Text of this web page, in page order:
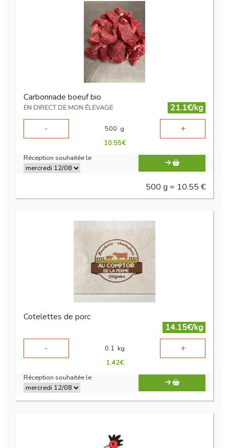
Carbonnade boeuf bio
EN DIRECT DE MON ÉLEVAGE
21.1€/kg
-
500 g +
10.55€
Réception souhaitée le
500 g = 10.55 €
Cotelettes de porc
14.15€/kg
-
0.1 kg +
1.42€
Réception souhaitée le